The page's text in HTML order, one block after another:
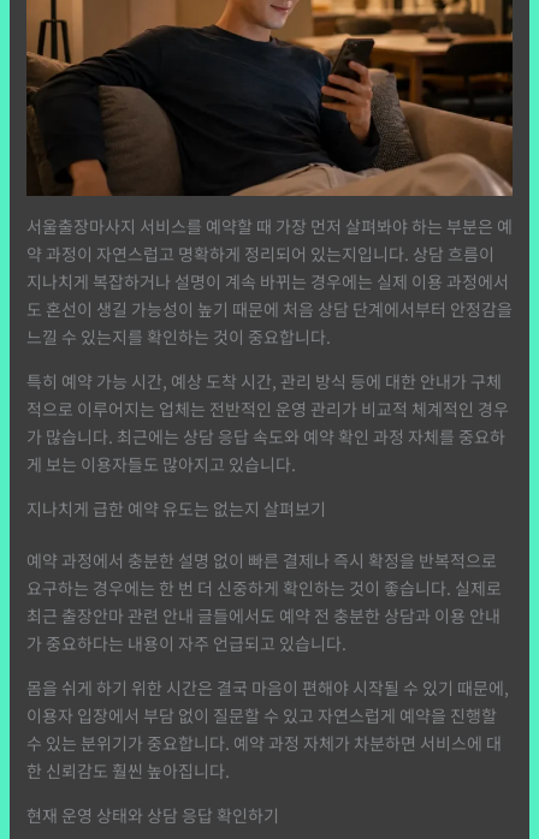
서울출장마사지 서비스를 예약할 때 가장 먼저 살펴봐야 하는 부분은 예
약 과정이 자연스럽고 명확하게 정리되어 있는지입니다. 상담 흐름이
지나치게 복잡하거나 설명이 계속 바뀌는 경우에는 실제 이용 과정에서
도 혼선이 생길 가능성이 높기 때문에 처음 상담 단계에서부터 안정감을
느낄 수 있는지를 확인하는 것이 중요합니다.
특히 예약 가능 시간, 예상 도착 시간, 관리 방식 등에 대한 안내가 구체
적으로 이루어지는 업체는 전반적인 운영 관리가 비교적 체계적인 경우
가 많습니다. 최근에는 상담 응답 속도와 예약 확인 과정 자체를 중요하
게 보는 이용자들도 많아지고 있습니다.
지나치게 급한 예약 유도는 없는지 살펴보기
예약 과정에서 충분한 설명 없이 빠른 결제나 즉시 확정을 반복적으로
요구하는 경우에는 한 번 더 신중하게 확인하는 것이 좋습니다. 실제로
최근 출장안마 관련 안내 글들에서도 예약 전 충분한 상담과 이용 안내
가 중요하다는 내용이 자주 언급되고 있습니다.
몸을 쉬게 하기 위한 시간은 결국 마음이 편해야 시작될 수 있기 때문에,
이용자 입장에서 부담 없이 질문할 수 있고 자연스럽게 예약을 진행할
수 있는 분위기가 중요합니다. 예약 과정 자체가 차분하면 서비스에 대
한 신뢰감도 훨씬 높아집니다.
현재 운영 상태와 상담 응답 확인하기